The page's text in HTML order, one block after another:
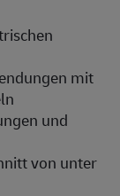
mit
und
von unter